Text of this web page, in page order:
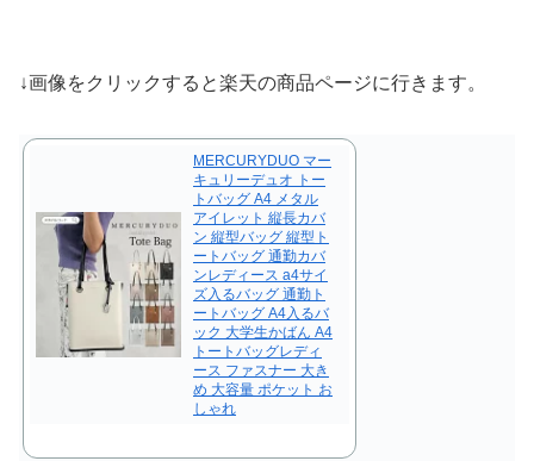
↓画像をクリックすると楽天の商品ページに行きます。
MERCURYDUO マー
キュリーデュオ トー
トバッグ A4 メタル
アイレット 縦長カバ
ン 縦型バッグ 縦型ト
ートバッグ 通勤カバ
ンレディース a4サイ
ズ入るバッグ 通勤ト
ートバッグ A4入るバ
ック 大学生かばん A4
トートバッグレディ
ース ファスナー 大き
め 大容量 ポケット お
しゃれ